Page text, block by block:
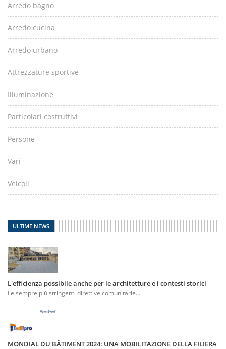
Arredo bagno
Arredo cucina
Arredo urbano
Attrezzature sportive
Illuminazione
Particolari costruttivi
Persone
Vari
Veicoli
ULTIME NEWS
L'efficienza possibile anche per le architetture e i contesti storici
Le sempre più stringenti direttive comunitarie...
MONDIAL DU BÂTIMENT 2024: UNA MOBILITAZIONE DELLA FILIERA